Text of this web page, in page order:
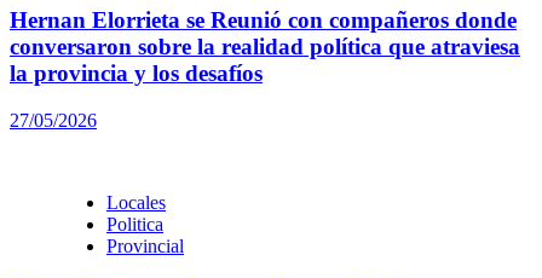
Hernan Elorrieta se Reunió con compañeros donde
conversaron sobre la realidad política que atraviesa
la provincia y los desafíos
27/05/2026
Locales
Politica
Provincial